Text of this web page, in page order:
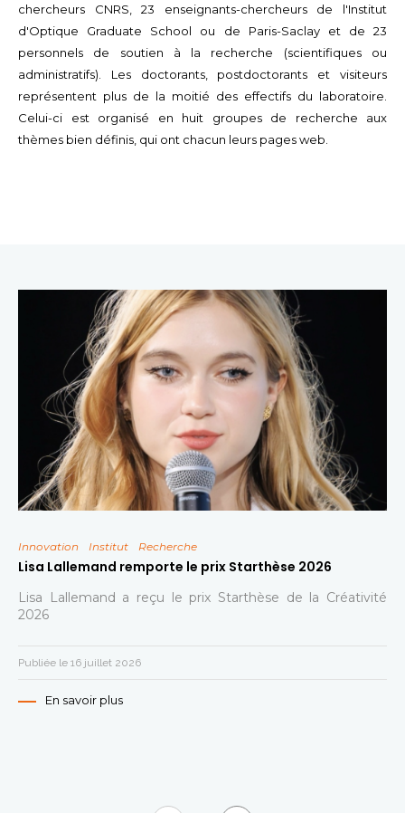
chercheurs CNRS, 23 enseignants-chercheurs de l'Institut
d'Optique Graduate School ou de Paris-Saclay et de 23
personnels de soutien à la recherche (scientifiques ou
administratifs). Les doctorants, postdoctorants et visiteurs
représentent plus de la moitié des effectifs du laboratoire.
Celui-ci est organisé en huit groupes de recherche aux
thèmes bien définis, qui ont chacun leurs pages web.
Innovation Institut Recherche
Lisa Lallemand remporte le prix Starthèse 2026
Lisa Lallemand a reçu le prix Starthèse de la Créativité
2026
Publiée le 16 juillet 2026
En savoir plus